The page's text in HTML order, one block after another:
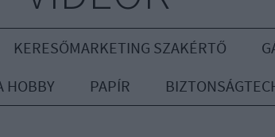
KERESŐMARKETING SZAKÉRTŐ
HOBBY PAPÍR